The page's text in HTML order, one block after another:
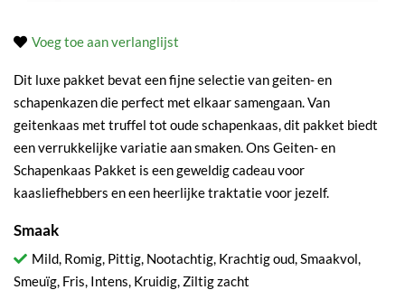
Voeg toe aan verlanglijst
Dit luxe pakket bevat een fijne selectie van geiten- en
schapenkazen die perfect met elkaar samengaan. Van
geitenkaas met truffel tot oude schapenkaas, dit pakket biedt
een verrukkelijke variatie aan smaken. Ons Geiten- en
Schapenkaas Pakket is een geweldig cadeau voor
kaasliefhebbers en een heerlijke traktatie voor jezelf.
Smaak
Mild, Romig, Pittig, Nootachtig, Krachtig oud, Smaakvol,
Smeuïg, Fris, Intens, Kruidig, Ziltig zacht